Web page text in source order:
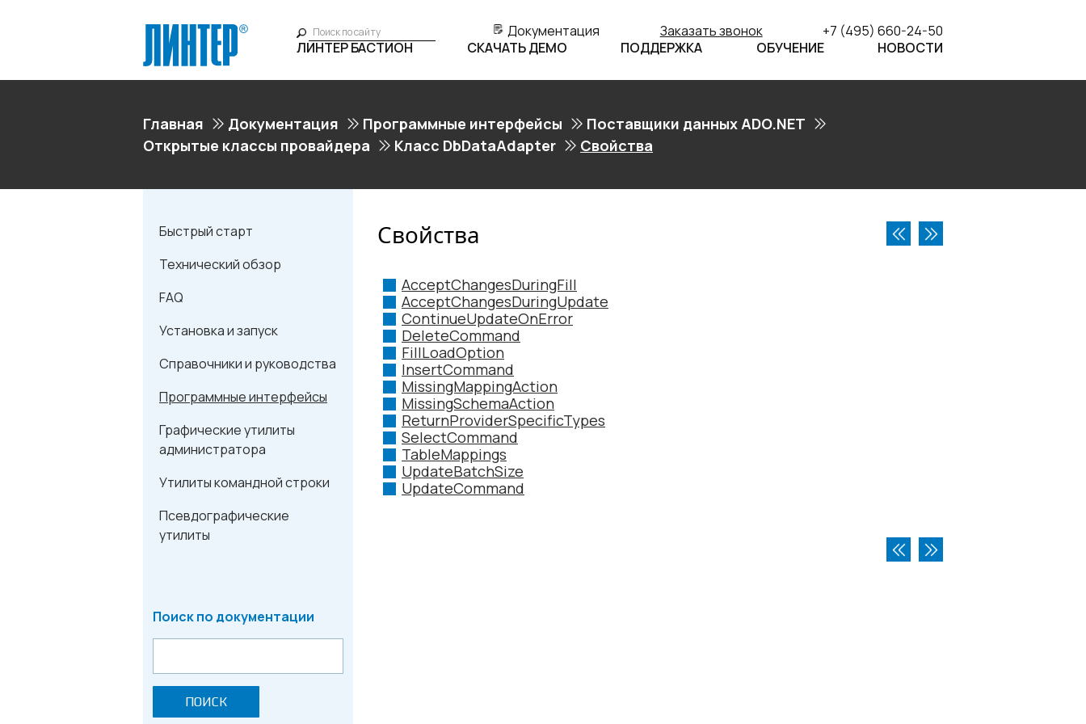
Документация Заказать звонок
+7 (495) 660-24-50
ЛИНТЕР БАСТИОН
СКАЧАТЬ ДЕМО ПОДДЕРЖКА ОБУЧЕНИЕ НОВОСТИ
Главная Документация Программные интерфейсы
Поставщики данных ADO.NET
Открытые классы провайдера
Класс DbDataAdapter Свойства
Быстрый старт
Технический обзор
FAQ
Установка и запуск
Справочники и руководства
Программные интерфейсы
Графические утилиты
администратора
Утилиты командной строки
Псевдографические
утилиты
Поиск по документации
ПОИСК
Свойства
AcceptChangesDuringFill
AcceptChangesDuringUpdate
ContinueUpdateOnError
DeleteCommand
FillLoadOption
InsertCommand
MissingMappingAction
MissingSchemaAction
ReturnProviderSpecificTypes
SelectCommand
TableMappings
UpdateBatchSize
UpdateCommand